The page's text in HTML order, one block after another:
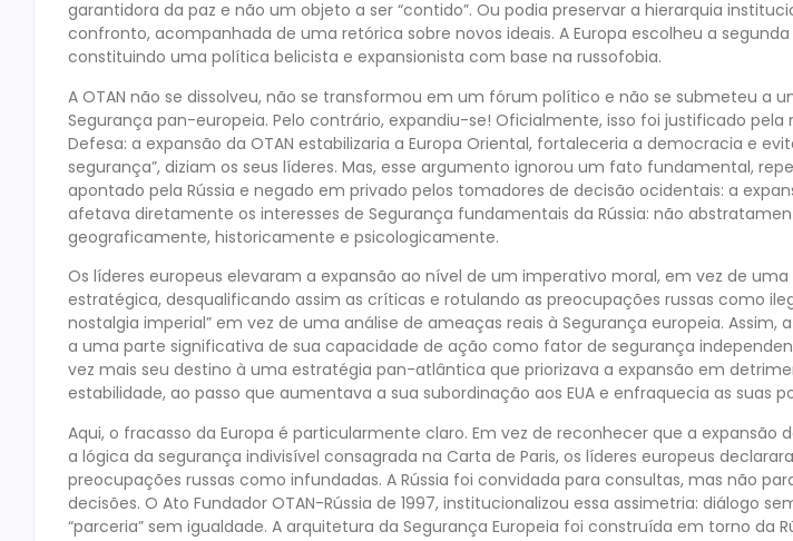
garantidora da paz e não um objeto a ser “contido”. Ou podia preservar a hierarquia
confronto, acompanhada de uma retórica sobre novos ideais. A Europa escolheu a
constituindo uma política belicista e expansionista com base na russofobia.
A OTAN não se dissolveu, não se transformou em um fórum político e não se submeteu a
Segurança pan-europeia. Pelo contrário, expandiu-se! Oficialmente, isso foi justificado pela
Defesa: a expansão da OTAN estabilizaria a Europa Oriental, fortaleceria a democracia e
segurança”, diziam os seus líderes. Mas, esse argumento ignorou um fato fundamental,
apontado pela Rússia e negado em privado pelos tomadores de decisão ocidentais: a
afetava diretamente os interesses de Segurança fundamentais da Rússia: não
geograficamente, historicamente e psicologicamente.
Os líderes europeus elevaram a expansão ao nível de um imperativo moral, em vez de uma
estratégica, desqualificando assim as críticas e rotulando as preocupações russas como
nostalgia imperial” em vez de uma análise de ameaças reais à Segurança europeia. Assim,
a uma parte significativa de sua capacidade de ação como fator de segurança
vez mais seu destino à uma estratégia pan-atlântica que priorizava a expansão em
estabilidade, ao passo que aumentava a sua subordinação aos EUA e enfraquecia as suas
Aqui, o fracasso da Europa é particularmente claro. Em vez de reconhecer que a expansão
a lógica da segurança indivisível consagrada na Carta de Paris, os líderes europeus
preocupações russas como infundadas. A Rússia foi convidada para consultas, mas não
decisões. O Ato Fundador OTAN-Rússia de 1997, institucionalizou essa assimetria: diálogo
“parceria” sem igualdade. A arquitetura da Segurança Europeia foi construída em torno da